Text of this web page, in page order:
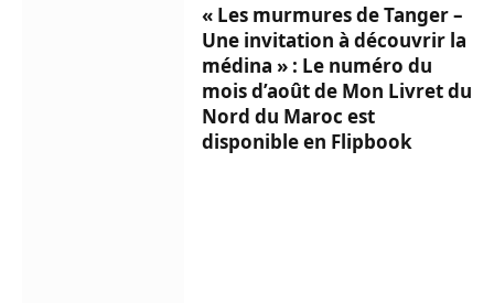
« Les murmures de Tanger –
Une invitation à découvrir la
médina » : Le numéro du
mois d’août de Mon Livret du
Nord du Maroc est
disponible en Flipbook